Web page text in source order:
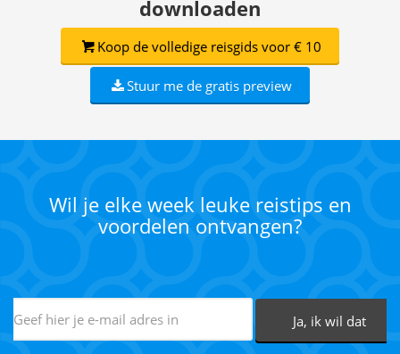
downloaden
Koop de volledige reisgids voor € 10
Stuur me de gratis preview
Wil je elke week leuke reistips en
voordelen ontvangen?